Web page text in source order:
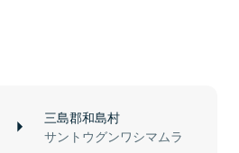
三島郡和島村
サントウグンワシマムラ